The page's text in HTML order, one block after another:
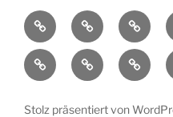
AktuellesOrtsplan
Übersicht
Verein Pressespiegel
Kontakt
Stolz präsentiert von